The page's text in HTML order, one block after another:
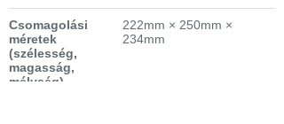
Csomagolási
méretek
(szélesség,
magasság,
mélység)
222mm × 250mm ×
234mm